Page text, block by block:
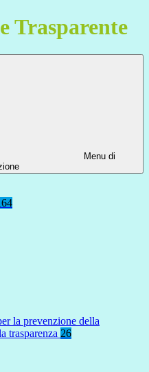
Trasparente
Menu di
la prevenzione della
trasparenza 26